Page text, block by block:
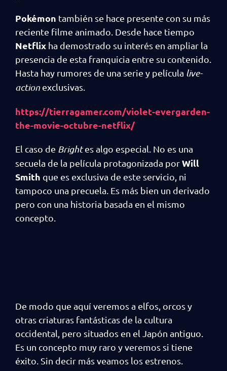
Pokémon también se hace presente con su más
reciente filme animado. Desde hace tiempo
Netflix ha demostrado su interés en ampliar la
presencia de esta franquicia entre su contenido.
Hasta hay rumores de una serie y película live-
action exclusivas.
https://tierragamer.com/violet-evergarden-
the-movie-octubre-netflix/
El caso de Brightes algo especial. No es una
secuela de la película protagonizada porWill
Smith que es exclusiva de este servicio, ni
tampoco una precuela. Es más bien un derivado
pero con una historia basada en el mismo
concepto.
De modo que aquí veremos a elfos, orcos y
otras criaturas fantásticas de la cultura
occidental, pero situados en el Japón antiguo.
Es un concepto muy raro y veremos si tiene
éxito. Sin decir más veamos los estrenos.